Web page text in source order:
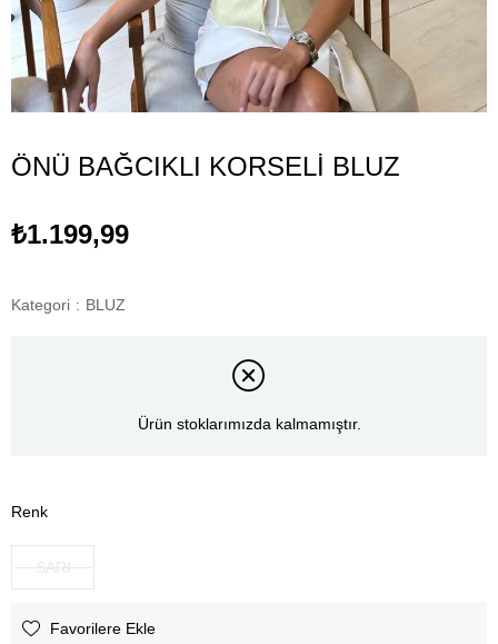
ÖNÜ BAĞCIKLI KORSELİ BLUZ
₺1.199,99
Kategori : BLUZ
Ürün stoklarımızda kalmamıştır.
Renk
Favorilere Ekle